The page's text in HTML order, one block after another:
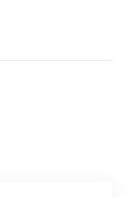
Spa